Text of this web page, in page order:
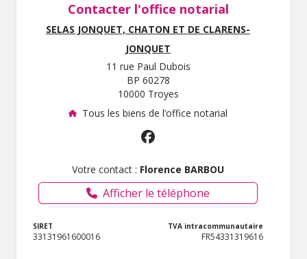
Contacter l'office notarial
SELAS JONQUET, CHATON ET DE CLARENS-
JONQUET
11 rue Paul Dubois
BP 60278
10000 Troyes
Tous les biens de l’office notarial
Votre contact : Florence BARBOU
Afficher le téléphone
SIRET
33131961600016
TVA intracommunautaire
FR54331319616